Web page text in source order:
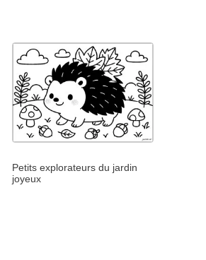
Petits explorateurs du jardin
joyeux